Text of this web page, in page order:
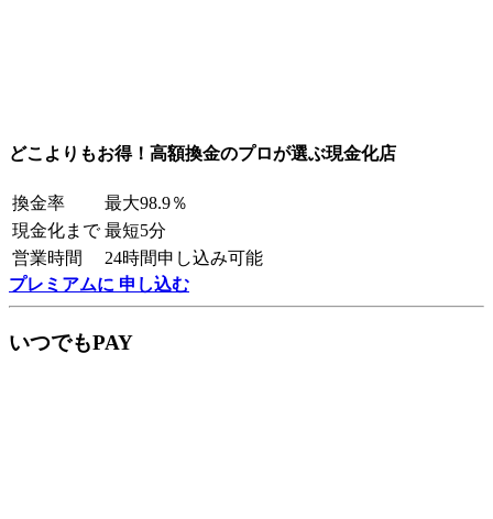
どこよりもお得！高額換金のプロが選ぶ現金化店
換金率
最大98.9％
現金化まで 最短5分
営業時間
24時間申し込み可能
プレミアムに 申し込む
いつでもPAY